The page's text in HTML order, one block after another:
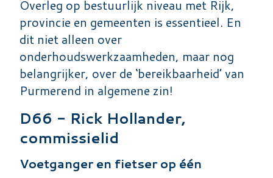
Overleg op bestuurlijk niveau met Rijk,
provincie en gemeenten is essentieel. En
dit niet alleen over
onderhoudswerkzaamheden, maar nog
belangrijker, over de ‘bereikbaarheid’ van
Purmerend in algemene zin!
D66 - Rick Hollander,
commissielid
Voetganger en fietser op één